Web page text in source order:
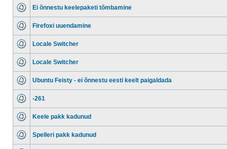
Ei õnnestu keelepaketi tõmbamine
Firefoxi uuendamine
Locale Switcher
Locale Switcher
Ubuntu Feisty - ei õnnestu eesti keelt paigaldada
-261
Keele pakk kadunud
Spelleri pakk kadunud